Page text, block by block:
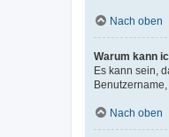
Nach oben
Warum kann
Es kann sein,
Nach oben